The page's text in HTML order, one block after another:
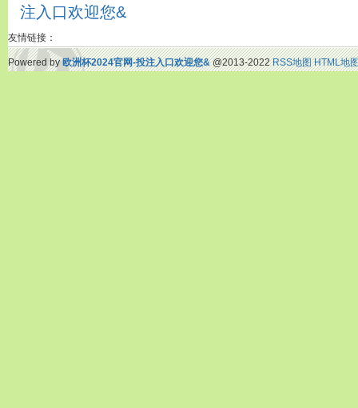
注入口欢迎您&
友情链接：
Powered by欧洲杯2024官网-投注入口欢迎您&@2013-2022RSS地图 HTML地